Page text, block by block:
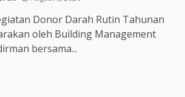
Donor Darah Rutin Tahunan
oleh Building Management
bersama...